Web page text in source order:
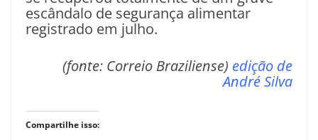
escândalo de segurança alimentar
registrado em julho.
(fonte: Correio Braziliense) edição de
André Silva
Compartilhe isso: